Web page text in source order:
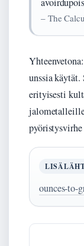
– The
unssia
erityisesti
ounces-to-